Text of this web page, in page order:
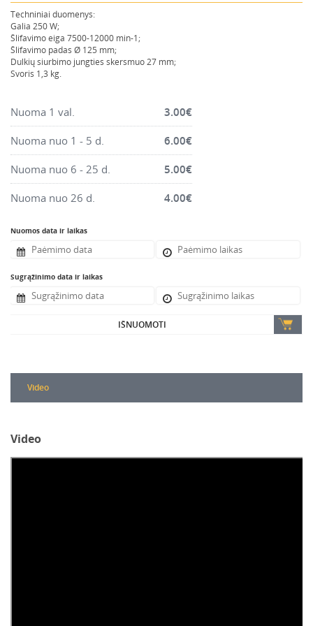
Montavimo instrumentai
Pneumatika
Pastoliai, bokšteliai, stelažai, tvoros, statramščiai,
perdangos
Rankiniai sodo ir buities įrankiai
Šildytuvai, kaloriferiai, kondicionieriai, jonizatoriai
Sodo ir miško įranga
Suvirinimo įranga
Techniniai duomenys:
Galia 250 W;
Šlifavimo eiga 7500-12000 min-1;
Šlifavimo padas Ø 125 mm;
Dulkių siurbimo jungties skersmuo 27 mm;
Svoris 1,3 kg.
Nuoma 1 val. 3.00€
Nuoma nuo 1 - 5 d. 6.00€
Nuoma nuo 6 - 25 d. 5.00€
Nuoma nuo 26 d. 4.00€
Nuomos data ir laikas
Sugrąžinimo data ir laikas
IŠNUOMOTI
Video
Video